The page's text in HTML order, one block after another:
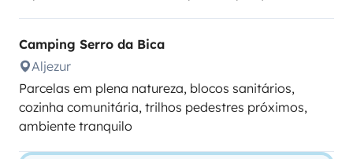
Camping Serro da Bica
Aljezur
Parcelas em plena natureza, blocos sanitários,
cozinha comunitária, trilhos pedestres próximos,
ambiente tranquilo